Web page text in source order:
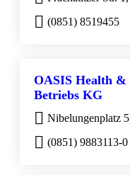
(0851) 8519455
OASIS Health &
Betriebs KG
Nibelungenplatz
(0851) 9883113-0